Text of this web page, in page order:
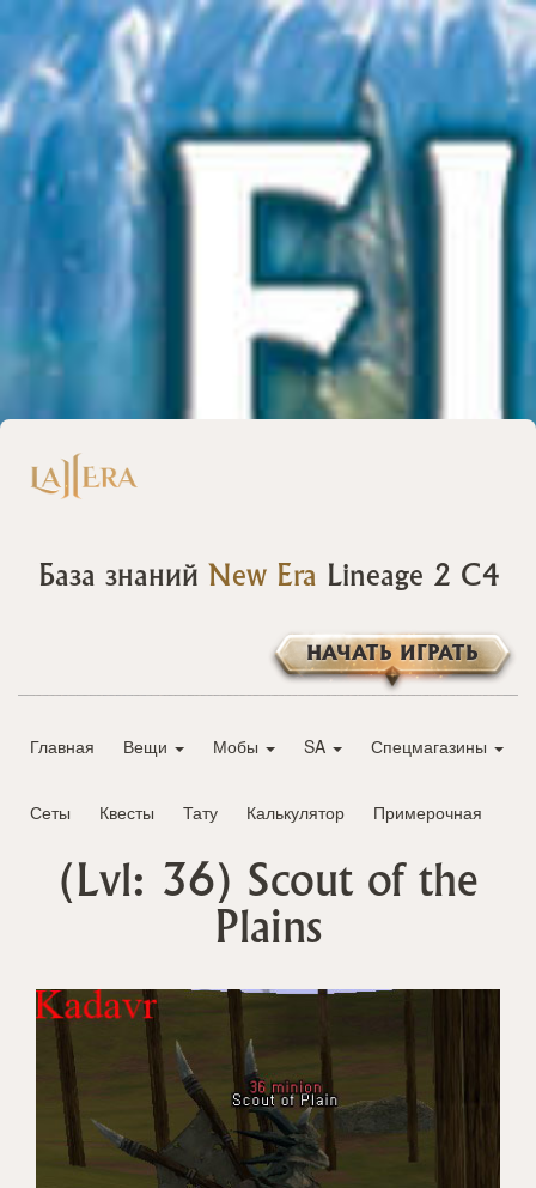
База знаний New Era Lineage 2 C4
НАЧАТЬ ИГРАТЬ
Главная Вещи Мобы SA Спецмагазины
Сеты Квесты Тату Калькулятор Примерочная
(Lvl: 36) Scout of the
Plains